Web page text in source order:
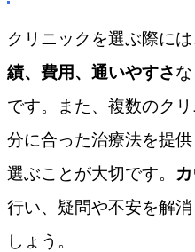
クリニックを選ぶ際には
績、費用、通いやすさ
です。また、複数のク
分に合った治療法を提
選ぶことが大切です。
行い、疑問や不安を解
しょう。